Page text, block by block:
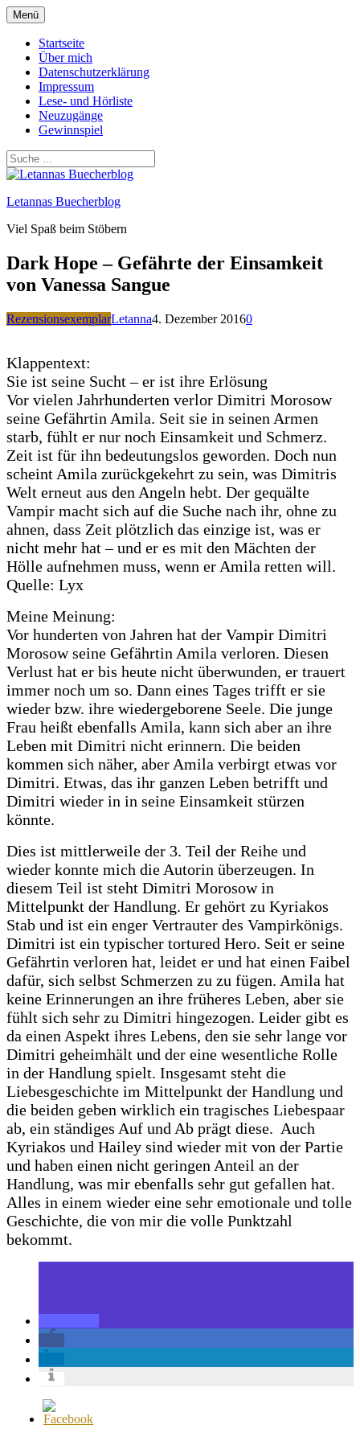
Zum
Inhalt
springen
Menü
Startseite
Über mich
Datenschutzerklärung
Impressum
Lese- und Hörliste
Neuzugänge
Gewinnspiel
Letannas Buecherblog
Viel Spaß beim Stöbern
Dark Hope – Gefährte der Einsamkeit
von Vanessa Sangue
RezensionsexemplarLetanna4. Dezember 20160
Klappentext:
Sie ist seine Sucht – er ist ihre Erlösung
Vor vielen Jahrhunderten verlor Dimitri Morosow
seine Gefährtin Amila. Seit sie in seinen Armen
starb, fühlt er nur noch Einsamkeit und Schmerz.
Zeit ist für ihn bedeutungslos geworden. Doch nun
scheint Amila zurückgekehrt zu sein, was Dimitris
Welt erneut aus den Angeln hebt. Der gequälte
Vampir macht sich auf die Suche nach ihr, ohne zu
ahnen, dass Zeit plötzlich das einzige ist, was er
nicht mehr hat – und er es mit den Mächten der
Hölle aufnehmen muss, wenn er Amila retten will.
Quelle: Lyx
Meine Meinung:
Vor hunderten von Jahren hat der Vampir Dimitri
Morosow seine Gefährtin Amila verloren. Diesen
Verlust hat er bis heute nicht überwunden, er trauert
immer noch um so. Dann eines Tages trifft er sie
wieder bzw. ihre wiedergeborene Seele. Die junge
Frau heißt ebenfalls Amila, kann sich aber an ihre
Leben mit Dimitri nicht erinnern. Die beiden
kommen sich näher, aber Amila verbirgt etwas vor
Dimitri. Etwas, das ihr ganzen Leben betrifft und
Dimitri wieder in in seine Einsamkeit stürzen
könnte.
Dies ist mittlerweile der 3. Teil der Reihe und
wieder konnte mich die Autorin überzeugen. In
diesem Teil ist steht Dimitri Morosow in
Mittelpunkt der Handlung. Er gehört zu Kyriakos
Stab und ist ein enger Vertrauter des Vampirkönigs.
Dimitri ist ein typischer tortured Hero. Seit er seine
Gefährtin verloren hat, leidet er und hat einen Faibel
dafür, sich selbst Schmerzen zu zu fügen. Amila hat
keine Erinnerungen an ihre früheres Leben, aber sie
fühlt sich sehr zu Dimitri hingezogen. Leider gibt es
da einen Aspekt ihres Lebens, den sie sehr lange vor
Dimitri geheimhält und der eine wesentliche Rolle
in der Handlung spielt. Insgesamt steht die
Liebesgeschichte im Mittelpunkt der Handlung und
die beiden geben wirklich ein tragisches Liebespaar
ab, ein ständiges Auf und Ab prägt diese. Auch
Kyriakos und Hailey sind wieder mit von der Partie
und haben einen nicht geringen Anteil an der
Handlung, was mir ebenfalls sehr gut gefallen hat.
Alles in einem wieder eine sehr emotionale und tolle
Geschichte, die von mir die volle Punktzahl
bekommt.